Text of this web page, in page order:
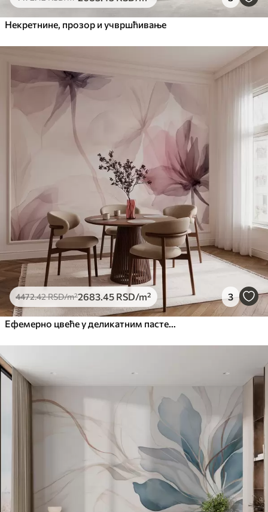
Некретнине, прозор и учвршћивање
4472.42RSD/m²2683 .45 RSD/m² 3